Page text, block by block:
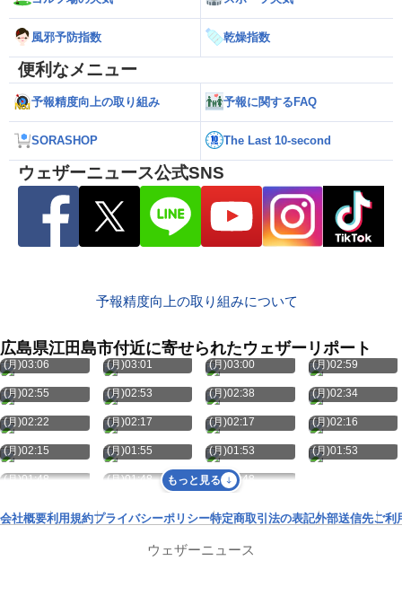
風邪予防指数 乾燥指数
便利なメニュー
予報精度向上の取り組み 予報に関するFAQ
SORASHOP The Last 10-second
ウェザーニュース公式SNS
予報精度向上の取り組みについて
広島県江田島市付近に寄せられたウェザーリポート
8月10日
(月)03:06
8月10日
(月)03:01
8月10日
(月)03:00
8月10日
(月)02:59
8月10日
(月)02:55
8月10日
(月)02:53
8月10日
(月)02:38
8月10日
(月)02:34
8月10日
(月)02:22
8月10日
(月)02:17
8月10日
(月)02:17
8月10日
(月)02:16
8月10日
(月)02:15
8月10日
(月)01:55
8月10日
(月)01:53
8月10日
(月)01:53
8月10日
(月)01:48
8月10日
(月)01:48
8月10日
(月)01:48
もっと見る
会社概要利用規約プライバシーポリシー特定商取引法の表記外部送信先ご利
ウェザーニュース